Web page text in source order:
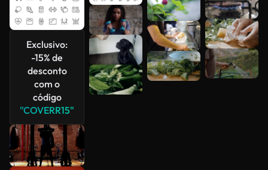
Exclusivo:
-15% de
desconto
com o
código
"COVERR15"
Veja mais